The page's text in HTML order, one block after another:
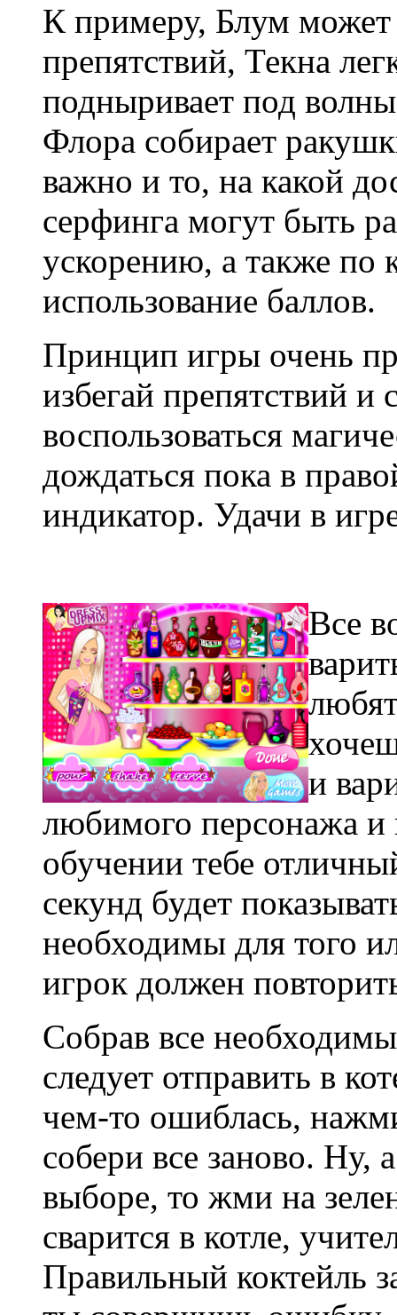
К примеру, Блум может
препятствий, Текна
подныривает под
Флора собирает
важно и то, на какой
серфинга могут быть
ускорению, а также по
использование баллов.
Принцип игры очень
избегай препятствий
воспользоваться
дождаться пока в
индикатор. Удачи в
Все
и
любимого персонажа
обучении тебе
секунд будет
необходимы для того
игрок должен
Собрав все
следует отправить в
чем-то ошиблась,
собери все заново. Ну,
выборе, то жми на
сварится в котле,
Правильный коктейль